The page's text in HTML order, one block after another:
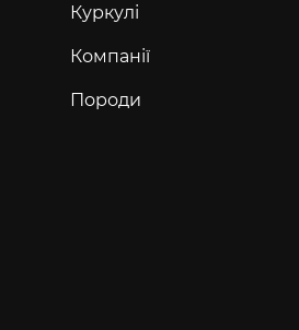
Куркулі
Компанії
Породи